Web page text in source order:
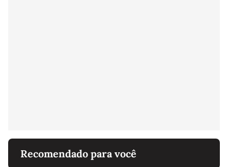
Recomendado para você